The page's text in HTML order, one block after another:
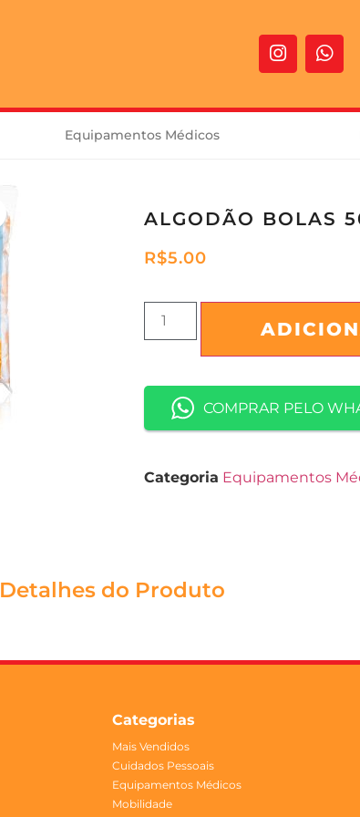
Equipamentos Médicos
ALGODÃO BOLAS
R$5.00
COMPRAR PELO
Categoria Equipamentos
Detalhes do Produto
Categorias
Mais Vendidos
Cuidados Pessoais
Equipamentos Médicos
Mobilidade